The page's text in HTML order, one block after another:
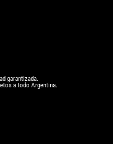
garantizada.
a todo Argentina.